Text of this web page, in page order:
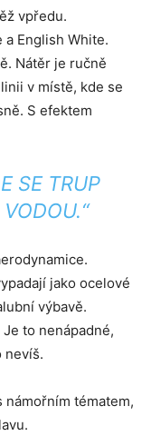
vpředu.
a English White.
Nátěr je ručně
v místě, kde se
S efektem
SE TRUP
jako ocelové
výbavě.
to nenápadné,
nevíš.
námořním tématem,